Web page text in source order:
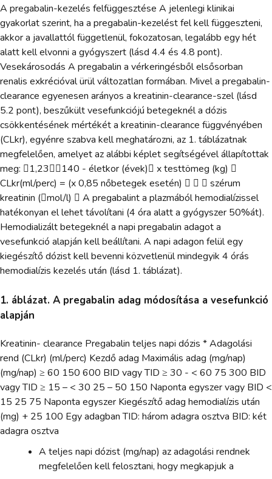
A pregabalin-kezelés felfüggesztése A jelenlegi klinikai
gyakorlat szerint, ha a pregabalin-kezelést fel kell függeszteni,
akkor a javallattól függetlenül, fokozatosan, legalább egy hét
alatt kell elvonni a gyógyszert (lásd 4.4 és 4.8 pont).
Vesekárosodás A pregabalin a vérkeringésből elsősorban
renalis exkrécióval ürül változatlan formában. Mivel a pregabalin-
clearance egyenesen arányos a kreatinin-clearance-szel (lásd
5.2 pont), beszűkült vesefunkciójú betegeknél a dózis
csökkentésének mértékét a kreatinin-clearance függvényében
(CLkr), egyénre szabva kell meghatározni, az 1. táblázatnak
megfelelően, amelyet az alábbi képlet segítségével állapítottak
meg: 1,23140 - életkor (évek) x testtömeg (kg) 
CLkr(ml/perc) = (x 0,85 nőbetegek esetén)    szérum
kreatinin (mol/l)  A pregabalint a plazmából hemodialízissel
hatékonyan el lehet távolítani (4 óra alatt a gyógyszer 50%át).
Hemodializált betegeknél a napi pregabalin adagot a
vesefunkció alapján kell beállítani. A napi adagon felül egy
kiegészítő dózist kell bevenni közvetlenül mindegyik 4 órás
hemodialízis kezelés után (lásd 1. táblázat).
1. áblázat. A pregabalin adag módosítása a vesefunkció
alapján
Kreatinin- clearance Pregabalin teljes napi dózis * Adagolási
rend (CLkr) (ml/perc) Kezdő adag Maximális adag (mg/nap)
(mg/nap) ≥ 60 150 600 BID vagy TID ≥ 30 - < 60 75 300 BID
vagy TID ≥ 15 – < 30 25 – 50 150 Naponta egyszer vagy BID <
15 25 75 Naponta egyszer Kiegészítő adag hemodialízis után
(mg) + 25 100 Egy adagban TID: három adagra osztva BID: két
adagra osztva
A teljes napi dózist (mg/nap) az adagolási rendnek
megfelelően kell felosztani, hogy megkapjuk a